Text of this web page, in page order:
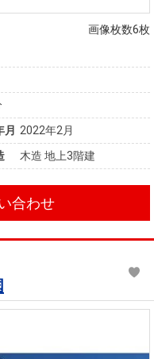
画像枚数6枚
月 2022年2月
木造 地上3階建
合わせ